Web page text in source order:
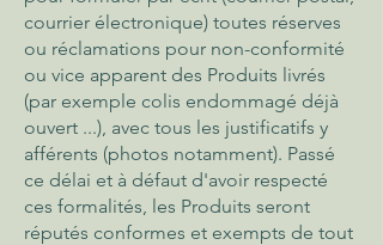
courrier électronique) toutes réserves
ou réclamations pour non-conformité
ou vice apparent des Produits livrés
(par exemple colis endommagé déjà
ouvert ...), avec tous les justificatifs y
afférents (photos notamment). Passé
ce délai et à défaut d'avoir respecté
ces formalités, les Produits seront
réputés conformes et exempts de tout